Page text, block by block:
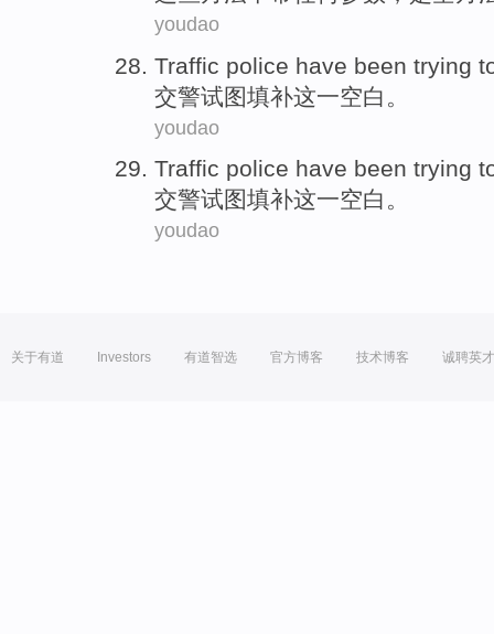
youdao
Traffic police have been trying
交警试图填补这一空白 。
youdao
Traffic police have been trying
交警试图填补这一空白 。
youdao
关于有道 Investors 有道智选 官方博客 技术博客 诚聘英才